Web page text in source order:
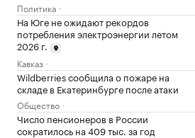
Политика
На Юге не ожидают рекордов
потребления электроэнергии летом
2026 г.
Кавказ
Wildberries сообщила о пожаре на
складе в Екатеринбурге после атаки
Общество
Число пенсионеров в России
сократилось на 409 тыс. за год